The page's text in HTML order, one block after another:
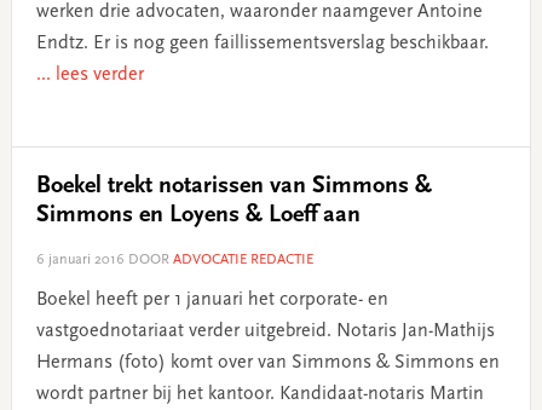
werken drie advocaten, waaronder naamgever Antoine
Endtz. Er is nog geen faillissementsverslag beschikbaar.
... lees verder
Boekel trekt notarissen van Simmons &
Simmons en Loyens & Loeff aan
6 januari 2016 DOOR ADVOCATIE REDACTIE
Boekel heeft per 1 januari het corporate- en
vastgoednotariaat verder uitgebreid. Notaris Jan-Mathijs
Hermans (foto) komt over van Simmons & Simmons en
wordt partner bij het kantoor. Kandidaat-notaris Martin